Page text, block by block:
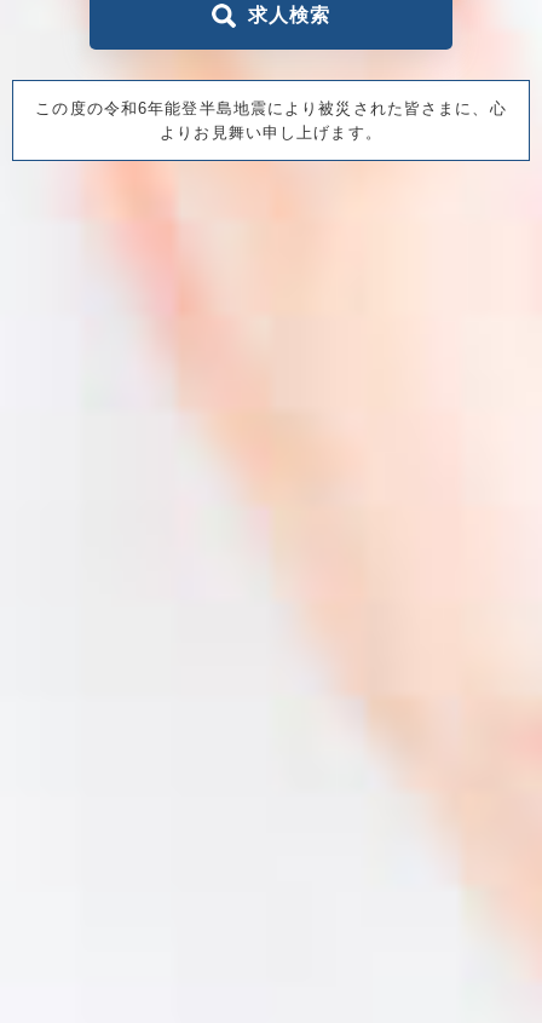
求人検索
この度の令和6年能登半島地震により被災された皆さまに、心
よりお見舞い申し上げます。